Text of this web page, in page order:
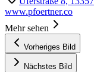
www.pfoertner.co
Mehr sehen
Vorheriges Bild
Nächstes Bild